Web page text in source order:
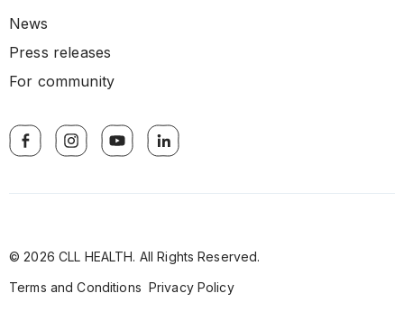
News
Press releases
For community
© 2026 CLL HEALTH. All Rights Reserved.
Terms and Conditions Privacy Policy